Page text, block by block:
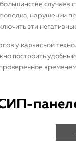
случаев
нарушении
эти
у каркасной
построить
СИП-